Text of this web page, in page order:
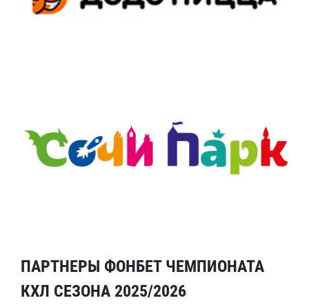
ПАРТНЕРЫ ФОНБЕТ ЧЕМПИОНАТА
КХЛ СЕЗОНА 2025/2026